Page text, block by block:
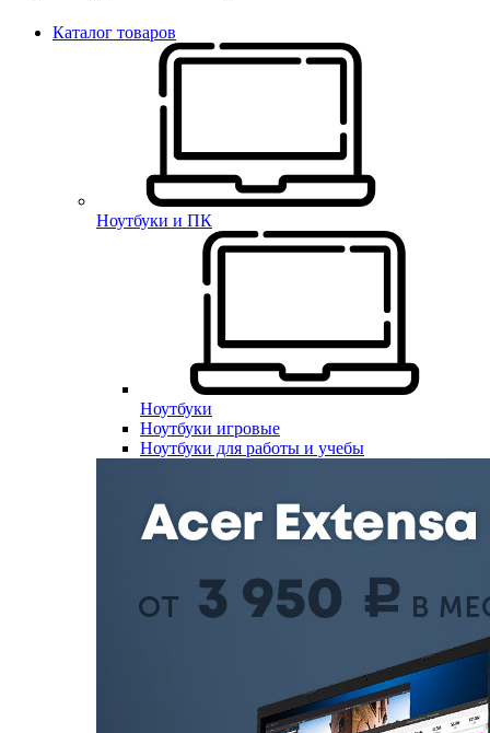
Каталог товаров
Ноутбуки и ПК
Ноутбуки
Ноутбуки игровые
Ноутбуки для работы и учебы